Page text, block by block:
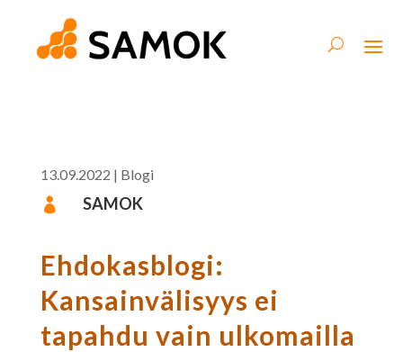
13.09.2022 | Blogi
 SAMOK
Ehdokasblogi:
Kansainvälisyys ei
tapahdu vain ulkomailla